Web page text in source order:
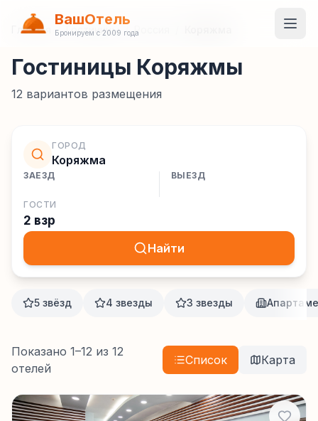
ВашОтель
Бронируем с 2009 года
Главная / Гостиницы / Россия
Гостиницы Коряжмы
12 вариантов размещения
ГОРОД
Коряжма
ЗАЕЗД ВЫЕЗД
ГОСТИ
2 взр
Найти
5 звёзд 4 звезды 3 звезды
Показано 1–12 из 12
отелей
Список Карта